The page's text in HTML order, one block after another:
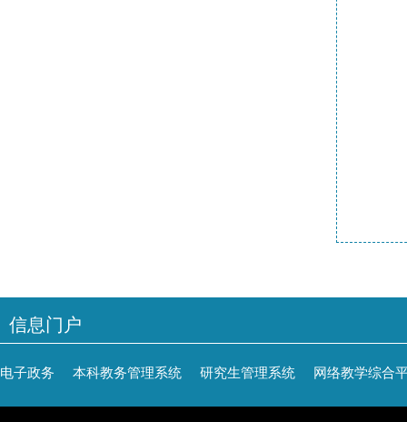
信息门户
电子政务 本科教务管理系统 研究生管理系统 网络教学综合